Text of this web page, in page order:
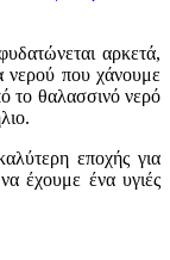
αρκετά,
νερού που χάνουμε
το θαλασσινό νερό
εποχής για
έχουμε ένα υγιές